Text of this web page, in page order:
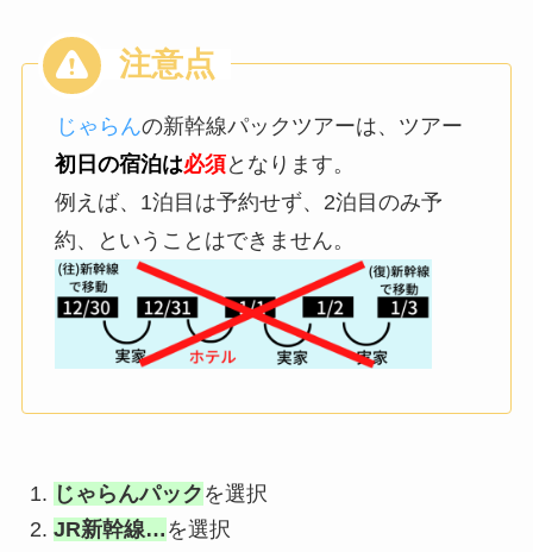
じゃらんの新幹線パックツアーは、ツアー
初日の宿泊は必須となります。
例えば、1泊目は予約せず、2泊目のみ予
約、ということはできません。
じゃらんパック を選択
JR新幹線… を選択